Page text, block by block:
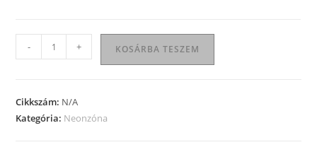
Mosolyogj
női
mennyiség
- + KOSÁRBA TESZEM
Cikkszám: N/A
Kategória: Neonzóna